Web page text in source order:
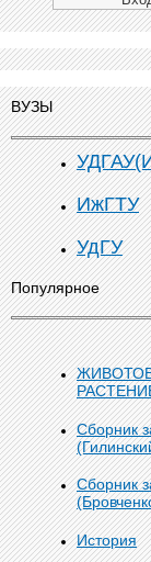
ВУЗЫ
ИжГТУ
УдГУ
Популярное
Сборник
Сборник
История